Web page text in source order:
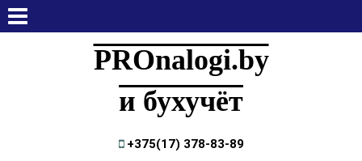
PROnalogi.by
и бухучёт
+375(17) 378-83-89